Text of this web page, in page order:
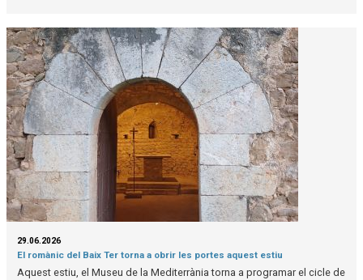
29.06.2026
El romànic del Baix Ter torna a obrir les portes aquest estiu
Aquest estiu, el Museu de la Mediterrània torna a programar el cicle de